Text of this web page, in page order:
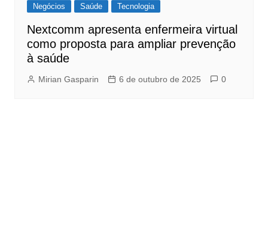
Negócios Saúde Tecnologia
Nextcomm apresenta enfermeira virtual
como proposta para ampliar prevenção
à saúde
Mirian Gasparin 6 de outubro de 2025 0